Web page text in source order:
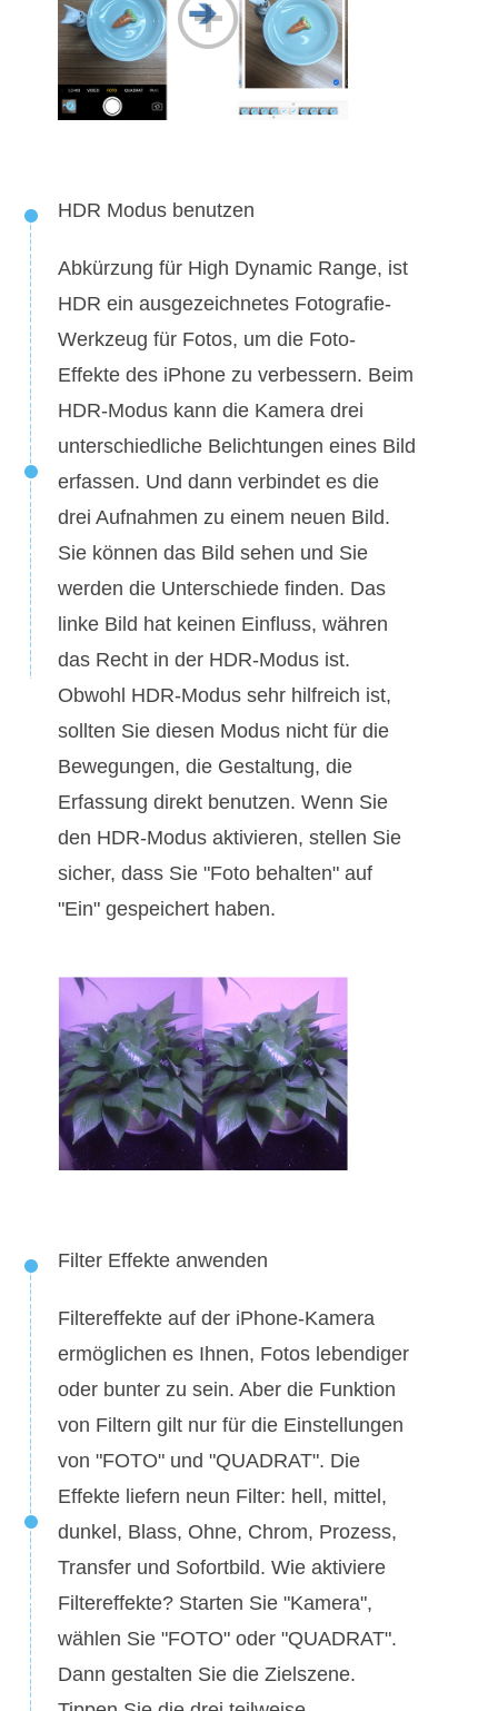
HDR Modus benutzen
Abkürzung für High Dynamic Range, ist
HDR ein ausgezeichnetes Fotografie-
Werkzeug für Fotos, um die Foto-
Effekte des iPhone zu verbessern. Beim
HDR-Modus kann die Kamera drei
unterschiedliche Belichtungen eines Bild
erfassen. Und dann verbindet es die
drei Aufnahmen zu einem neuen Bild.
Sie können das Bild sehen und Sie
werden die Unterschiede finden. Das
linke Bild hat keinen Einfluss, währen
das Recht in der HDR-Modus ist.
Obwohl HDR-Modus sehr hilfreich ist,
sollten Sie diesen Modus nicht für die
Bewegungen, die Gestaltung, die
Erfassung direkt benutzen. Wenn Sie
den HDR-Modus aktivieren, stellen Sie
sicher, dass Sie "Foto behalten" auf
"Ein" gespeichert haben.
Filter Effekte anwenden
Filtereffekte auf der iPhone-Kamera
ermöglichen es Ihnen, Fotos lebendiger
oder bunter zu sein. Aber die Funktion
von Filtern gilt nur für die Einstellungen
von "FOTO" und "QUADRAT". Die
Effekte liefern neun Filter: hell, mittel,
dunkel, Blass, Ohne, Chrom, Prozess,
Transfer und Sofortbild. Wie aktiviere
Filtereffekte? Starten Sie "Kamera",
wählen Sie "FOTO" oder "QUADRAT".
Dann gestalten Sie die Zielszene.